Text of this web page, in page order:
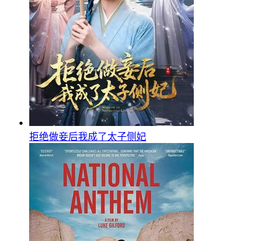
拒绝做妾后我成了太子侧妃